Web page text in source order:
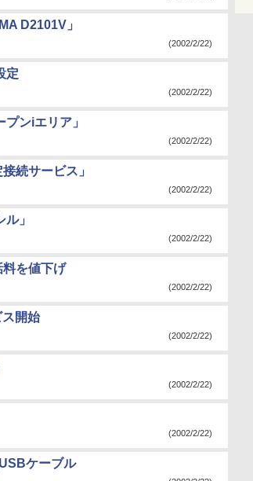
D2101V」
(2002/2/22)
定
(2002/2/22)
ンiエリア」
(2002/2/22)
続サービス」
(2002/2/22)
」
(2002/2/22)
を値下げ
(2002/2/22)
ス開始
(2002/2/22)
(2002/2/22)
(2002/2/22)
ケーブル